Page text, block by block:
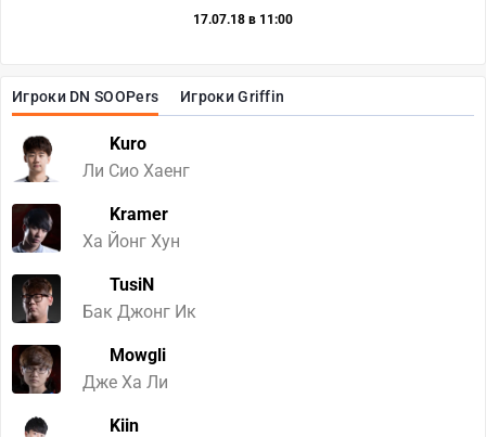
Игроки DN SOOPers Игроки Griffin
Kuro
Ли Сио Хаенг
Kramer
Ха Йонг Хун
TusiN
Бак Джонг Ик
Mowgli
Дже Ха Ли
Kiin
17.07.18 в 11:00